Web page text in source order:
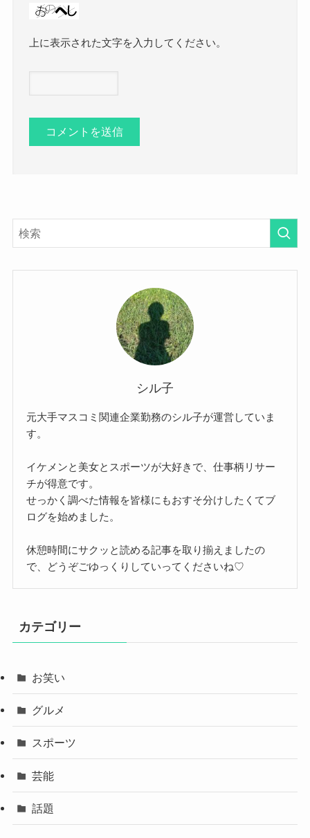
上に表示された文字を入力してください。
シル子
元大手マスコミ関連企業勤務のシル子が運営していま
す。
イケメンと美女とスポーツが大好きで、仕事柄リサー
チが得意です。
せっかく調べた情報を皆様にもおすそ分けしたくてブ
ログを始めました。
休憩時間にサクッと読める記事を取り揃えましたの
で、どうぞごゆっくりしていってくださいね♡
カテゴリー
お笑い
グルメ
スポーツ
芸能
話題